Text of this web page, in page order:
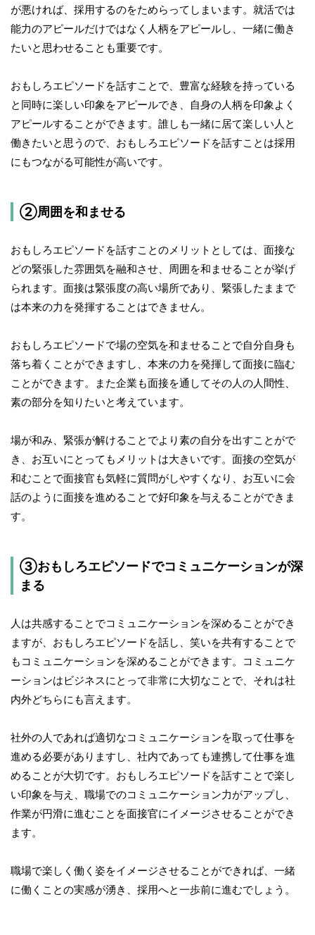
が悪ければ、採用するのをためらってしまいます。就活では
能力のアピールだけではなく人柄をアピールし、一緒に働き
たいと思わせることも重要です。
おもしろエピソードを話すことで、豊富な経験を持っている
と同時に楽しい印象をアピールでき、自身の人柄を印象よく
アピールすることができます。誰しも一緒に居て楽しい人と
働きたいと思うので、おもしろエピソードを話すことは採用
にもつながる可能性が高いです。
②周囲を和ませる
おもしろエピソードを話すことのメリットとしては、面接な
どの緊張した雰囲気を融和させ、周囲を和ませることが挙げ
られます。面接は緊張度の高い場所であり、緊張したままで
は本来の力を発揮することはできません。
おもしろエピソードで場の空気を和ませることで自分自身も
落ち着くことができますし、本来の力を発揮して面接に臨む
ことができます。また企業も面接を通してその人の人間性、
素の部分を知りたいと考えています。
場が和み、緊張が解けることでより素の自分を出すことがで
き、お互いにとってもメリットは大きいです。面接の空気が
和むことで面接官も気軽に質問がしやすくなり、お互いに会
話のように面接を進めることで好印象を与えることができま
す。
③おもしろエピソードでコミュニケーションが深
まる
人は共感することでコミュニケーションを深めることができ
ますが、おもしろエピソードを話し、笑いを共有することで
もコミュニケーションを深めることができます。コミュニケ
ーションはビジネスにとって非常に大切なことで、それは社
内外どちらにも言えます。
社外の人であれば適切なコミュニケーションを取って仕事を
進める必要がありますし、社内であっても連携して仕事を進
めることが大切です。おもしろエピソードを話すことで楽し
い印象を与え、職場でのコミュニケーション力がアップし、
作業が円滑に進むことを面接官にイメージさせることができ
ます。
職場で楽しく働く姿をイメージさせることができれば、一緒
に働くことの実感が湧き、採用へと一歩前に進むでしょう。